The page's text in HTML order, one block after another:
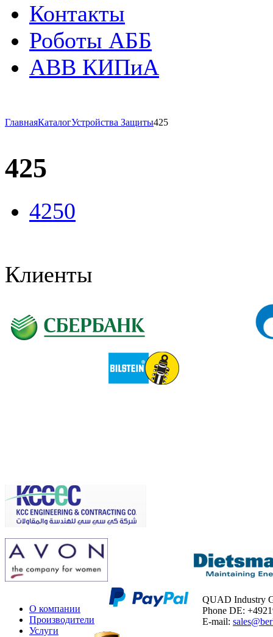
Контакты
Роботы АББ
ABB КИПиА
ГлавнаяКаталогУстройства Защиты425
425
4250
Клиенты
О компании
Производители
Услуги
QUAD Industry
Phone DE:
E-mail: